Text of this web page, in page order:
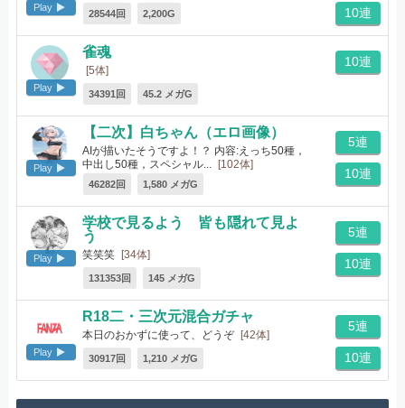
Play
28544回 2,200G 10連
Play
雀魂
[5体]
34391回 45.2 メガG
10連
Play
【二次】白ちゃん（エロ画像）
AIが描いたそうですよ！？ 内容:えっち50種，
中出し50種，スペシャル...
[102体]
46282回 1,580 メガG
5連
10連
Play
学校で見るよう 皆も隠れて見よ
う
笑笑笑 [34体]
131353回 145 メガG
5連
10連
Play
R18二・三次元混合ガチャ
本日のおかずに使って、どうぞ [42体]
30917回 1,210 メガG
5連
10連